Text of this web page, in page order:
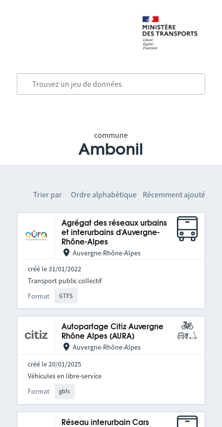
commune
Ambonil
Trier par Ordre alphabétique Récemment ajouté
Agrégat des réseaux urbains
et interurbains d'Auvergne-
Rhône-Alpes
Auvergne-Rhône-Alpes
créé le 31/01/2022
Format GTFS
Transport public collectif
Autopartage Citiz Auvergne
Rhône Alpes (AURA)
Auvergne-Rhône-Alpes
créé le 20/01/2025
Format gbfs
Véhicules en libre-service
Réseau interurbain Cars